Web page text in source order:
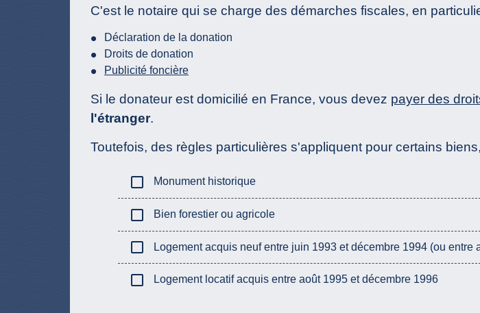
C'est le notaire qui se charge des démarches fiscales, en
Déclaration de la donation
Droits de donation
Publicité foncière
Si le donateur est domicilié en France, vous devez payer des
l'étranger.
Toutefois, des règles particulières s'appliquent pour certains
check_box_outline_blank Monument historique
check_box_outline_blank Bien forestier ou agricole
check_box_outline_blank Logement acquis neuf entre juin 1993 et décembre 1994 (ou entre
check_box_outline_blank Logement locatif acquis entre août 1995 et décembre 1996